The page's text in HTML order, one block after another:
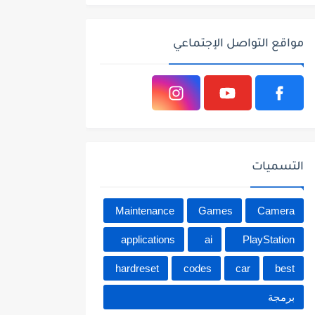
مواقع التواصل الإجتماعي
التسميات
Camera
Games
Maintenance
PlayStation
ai
applications
best
car
codes
hardreset
برمجة